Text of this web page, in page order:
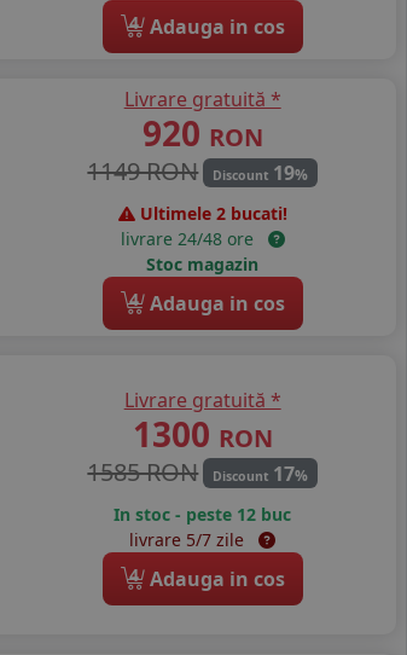
4 Adauga in cos
Livrare gratuită *
920 RON
1149 RON
Discount 19%
Ultimele 2 bucati!
livrare 24/48 ore
Stoc magazin
4 Adauga in cos
Livrare gratuită *
1300 RON
1585 RON
Discount 17%
In stoc - peste 12 buc
livrare 5/7 zile
4 Adauga in cos